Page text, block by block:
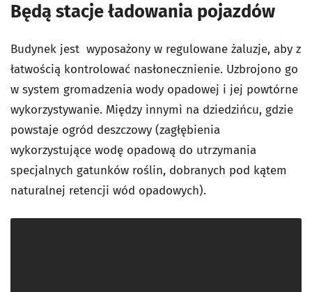
Będą stacje ładowania pojazdów
Budynek jest wyposażony w regulowane żaluzje, aby z
łatwością kontrolować nasłonecznienie. Uzbrojono go
w system gromadzenia wody opadowej i jej powtórne
wykorzystywanie. Między innymi na dziedzińcu, gdzie
powstaje ogród deszczowy (zagłębienia
wykorzystujące wodę opadową do utrzymania
specjalnych gatunków roślin, dobranych pod kątem
naturalnej retencji wód opadowych).